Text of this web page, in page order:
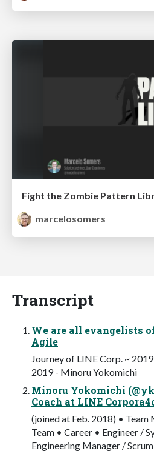
marcelosomers
Transcript
We are all evangelists
Agile
Journey of LINE Corp. ~
2019 - Minoru Yokomichi
Minoru Yokomichi
Coach at LINE
(joined at Feb. 2018) • Team
Team • Career • Engineer /
Engineering Manager /